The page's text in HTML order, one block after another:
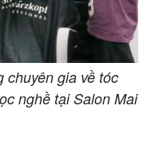
chuyên gia về tóc
nghề tại Salon Mai